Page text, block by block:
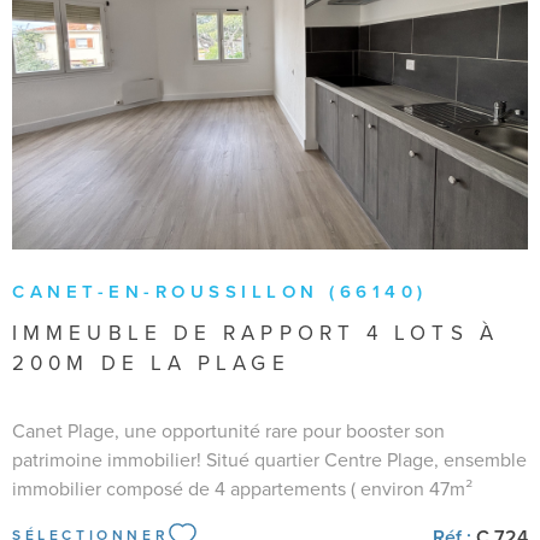
CANET-EN-ROUSSILLON (66140)
IMMEUBLE DE RAPPORT 4 LOTS À
200M DE LA PLAGE
Canet Plage, une opportunité rare pour booster son
patrimoine immobilier! Situé quartier Centre Plage, ensemble
immobilier composé de 4 appartements ( environ 47m²
chacun) Actuellement 3 appartements loués (Baux nus de 3
SÉLECTIONNER
VOIR LE BIEN